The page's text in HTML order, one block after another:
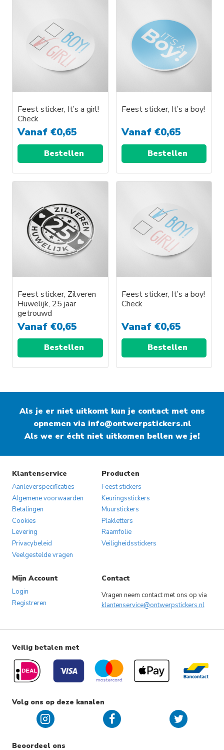
Feest sticker, It’s a girl!
Check
Vanaf €0,65
Bestellen
Feest sticker, It’s a boy!
Vanaf €0,65
Bestellen
Feest sticker, Zilveren
Huwelijk, 25 jaar
getrouwd
Vanaf €0,65
Bestellen
Feest sticker, It’s a boy!
Check
Vanaf €0,65
Bestellen
Als je er niet uitkomt kun je contact met ons
opnemen via info@ontwerpstickers.nl
Als we er écht niet uitkomen bellen we je!
Klantenservice
Aanleverspecificaties
Algemene voorwaarden
Betalingen
Cookies
Levering
Privacybeleid
Veelgestelde vragen
Producten
Feest stickers
Keuringsstickers
Muurstickers
Plakletters
Raamfolie
Veiligheidsstickers
Mijn Account
Login
Registreren
Contact
Vragen neem contact met ons op via
klantenservice@ontwerpstickers.nl
Veilig betalen met
Volg ons op deze kanalen
Beoordeel ons